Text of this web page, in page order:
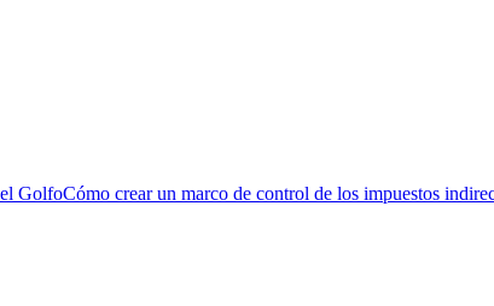
GolfoCómo crear un marco de control de los impuestos